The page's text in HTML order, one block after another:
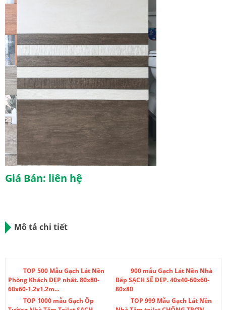
Giá Bán: liên hệ
Mô tả chi tiết
TOP 500 Mẫu Gạch Lát Nền
Phòng Khách ĐẸP nhất. 80x80-
60x60-1.2x1.2m...
900 mẫu Gạch Lát Nền Nhà
Bếp SẠCH SẼ ĐẸP. 40x40-60x60-
80x80
TOP 1000 mẫu Gạch Ốp
TOP 999 Mẫu Gạch Lát Nền